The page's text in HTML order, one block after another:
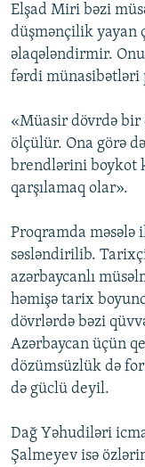
Elşad Miri bəzi
düşmənçilik yayan
əlaqələndirmir.
fərdi münasibətləri
«Müasir dövrdə bir
ölçülür. Ona görə
brendlərini boykot
qarşılamaq olar».
Proqramda məsələ
səsləndirilib.
azərbaycanlı
həmişə tarix
dövrlərdə bəzi
Azərbaycan üçün
dözümsüzlük də
də güclü deyil.
Dağ Yəhudiləri
Şalmeyev isə